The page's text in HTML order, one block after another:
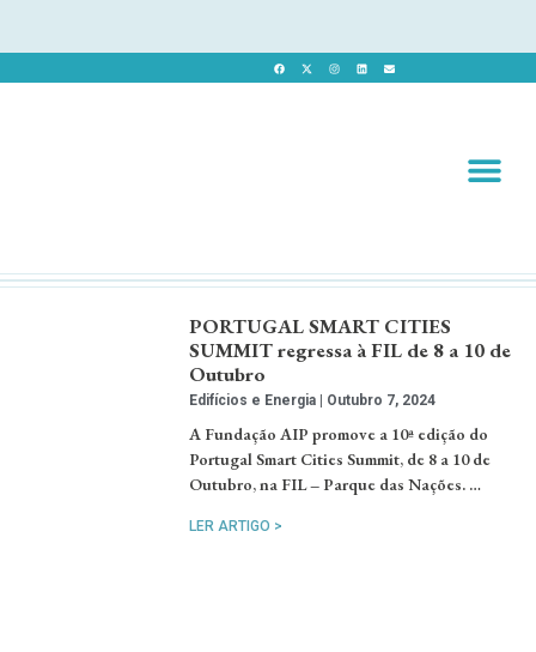
PORTUGAL SMART CITIES
SUMMIT regressa à FIL de 8 a 10 de
Outubro
Edifícios e Energia Outubro 7, 2024
A Fundação AIP promove a 10ª edição do
Portugal Smart Cities Summit, de 8 a 10 de
Outubro, na FIL – Parque das Nações. …
LER ARTIGO >